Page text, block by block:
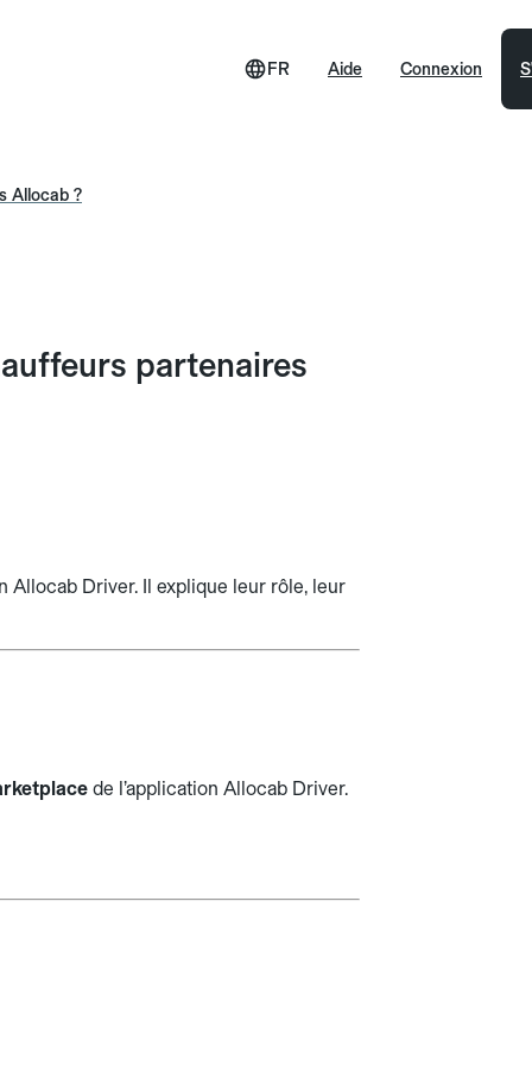
Aide
FR Connexion
Allocab ?
partenaires
Allocab Driver. Il explique leur rôle, leur
de l’application Allocab Driver.